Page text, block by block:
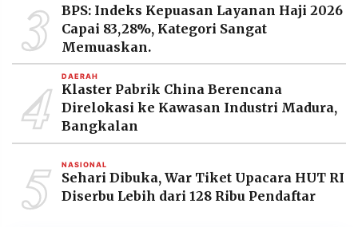
3
BPS: Indeks Kepuasan Layanan Haji 2026
Capai 83,28%, Kategori Sangat
Memuaskan.
4 DAERAH
Klaster Pabrik China Berencana
Direlokasi ke Kawasan Industri Madura,
Bangkalan
5 NASIONAL
Sehari Dibuka, War Tiket Upacara HUT RI
Diserbu Lebih dari 128 Ribu Pendaftar